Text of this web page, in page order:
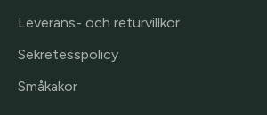
Leverans- och returvillkor
Sekretesspolicy
Småkakor